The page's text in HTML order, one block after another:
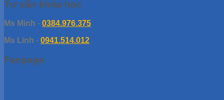
Tư vấn khóa học
Ms Minh - 0384.976.375
Ms Linh - 0941.514.012
Fanpage